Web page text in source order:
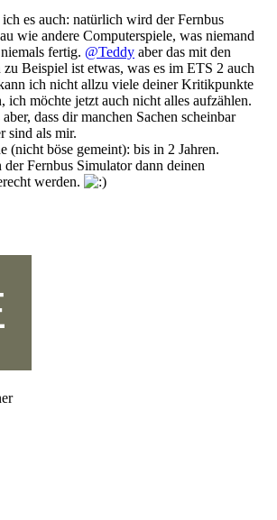
ich es auch: natürlich wird der Fernbus
wie andere Computerspiele, was niemand
fertig. @Teddy aber das mit den
zu Beispiel ist etwas, was es im ETS 2 auch
ich nicht allzu viele deiner Kritikpunkte
ich möchte jetzt auch nicht alles aufzählen.
dass dir manchen Sachen scheinbar
sind als mir.
(nicht böse gemeint): bis in 2 Jahren.
Fernbus Simulator dann deinen
werden.